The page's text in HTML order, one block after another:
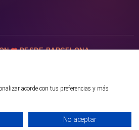
DESDE BARCELONA
acorde con tus preferencias y más
No aceptar